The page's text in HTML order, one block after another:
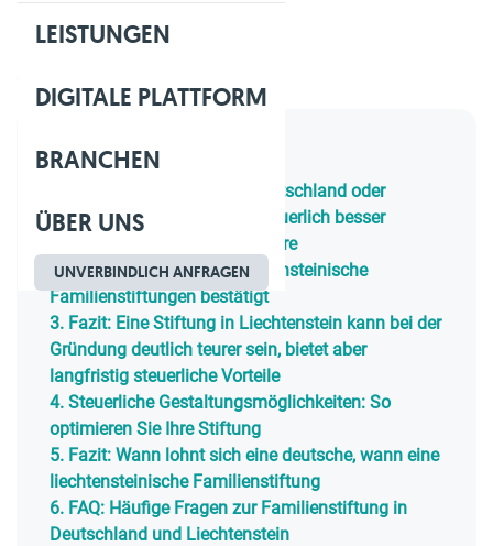
LEISTUNGEN
DIGITALE PLATTFORM
BRANCHEN
ÜBER UNS
UNVERBINDLICH ANFRAGEN
Inhaltsverzeichnis
Familienstiftung 2025: Deutschland oder
Liechtenstein – welche ist steuerlich besser
EuGH-Urteil C-142/24: Höhere
Schenkungssteuer für Liechtensteinische
Familienstiftungen bestätigt
3. Fazit: Eine Stiftung in Liechtenstein kann bei der
Gründung deutlich teurer sein, bietet aber
langfristig steuerliche Vorteile
4. Steuerliche Gestaltungsmöglichkeiten: So
optimieren Sie Ihre Stiftung
5. Fazit: Wann lohnt sich eine deutsche, wann eine
liechtensteinische Familienstiftung
6. FAQ: Häufige Fragen zur Familienstiftung in
Deutschland und Liechtenstein